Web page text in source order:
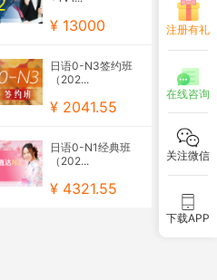
¥ 13000
日语0-N3签约班
（202...
¥ 2041.55
日语0-N1经典班
（202...
¥ 4321.55
注册有礼
在线咨询
关注微信
下载APP